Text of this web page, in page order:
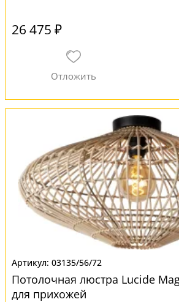
26 475 ₽
03135/56/72
Потолочная люстра Lucide
для прихожей